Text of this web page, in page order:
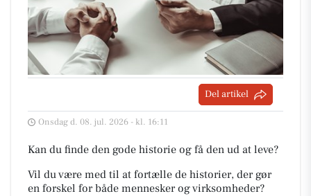
Del artikel
Onsdag d. 08. jul. 2026 - kl. 16:11
Kan du finde den gode historie og få den ud at leve?
Vil du være med til at fortælle de historier, der gør
en forskel for både mennesker og virksomheder?